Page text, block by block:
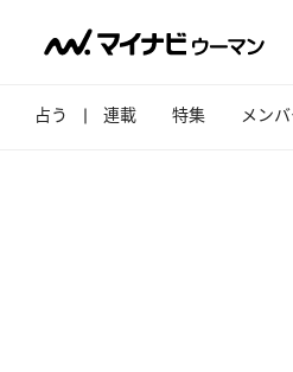
占う 連載 特集 メン